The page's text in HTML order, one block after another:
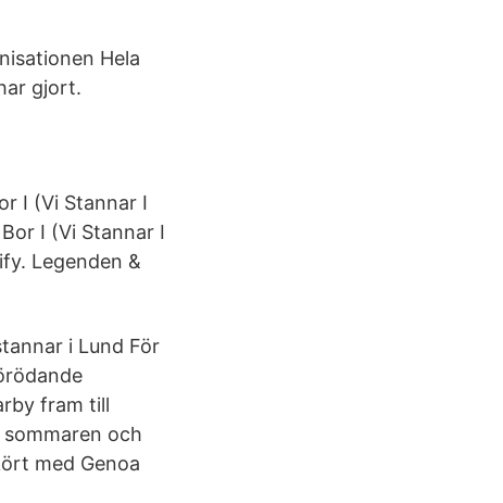
Hela
gjort.
I (Vi Stannar I
I (Vi Stannar I
Legenden &
i Lund För
fram till
och
med Genoa